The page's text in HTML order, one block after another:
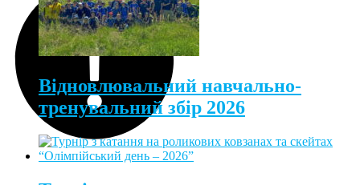
Відновлювальний навчально-
тренувальний збір 2026